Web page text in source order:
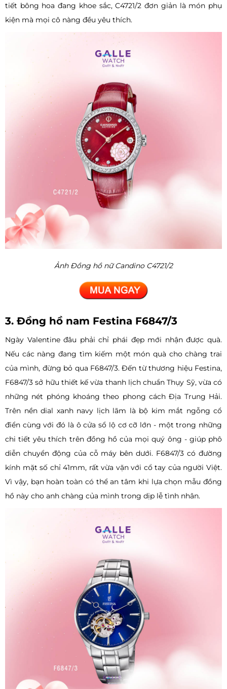
tiết bông hoa đang khoe sắc, C4721/2 đơn giản là món phụ
kiện mà mọi cô nàng đều yêu thích.
Ảnh Đồng hồ nữ Candino C4721/2
3. Đồng hồ nam Festina F6847/3
Ngày Valentine đâu phải chỉ phái đẹp mới nhận được quà.
Nếu các nàng đang tìm kiếm một món quà cho chàng trai
của mình, đừng bỏ qua F6847/3. Đến từ thương hiệu Festina,
F6847/3 sở hữu thiết kế vừa thanh lịch chuẩn Thụy Sỹ, vừa có
những nét phóng khoáng theo phong cách Địa Trung Hải.
Trên nền dial xanh navy lịch lãm là bộ kim mắt ngỗng cổ
điển cùng với đó là ô cửa sổ lộ cơ cỡ lớn - một trong những
chi tiết yêu thích trên đồng hồ của mọi quý ông - giúp phô
diễn chuyển động của cỗ máy bên dưới. F6847/3 có đường
kính mặt số chỉ 41mm, rất vừa vặn với cổ tay của người Việt.
Vì vậy, bạn hoàn toàn có thể an tâm khi lựa chọn mẫu đồng
hồ này cho anh chàng của mình trong dịp lễ tình nhân.